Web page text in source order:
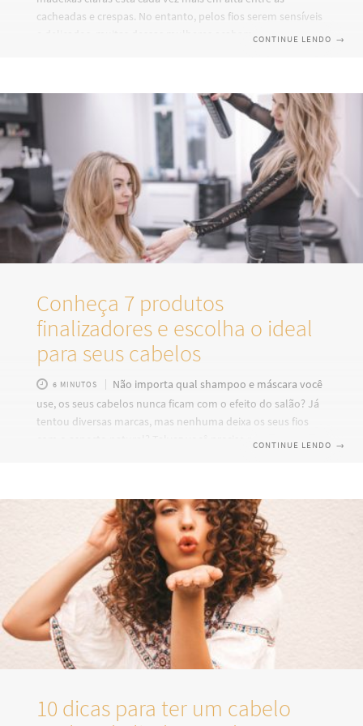
cacheadas e crespas. No entanto, pelos fios serem sensíveis
e delicados, muitas dessas mulheres acabam danificando,
coloridos. Saúde do fio É imprescindível que o cabelo esteja
com a saúde em dia antes de qualquer procedimento
químico (coloração, relaxamento, alisamento).
CONTINUE LENDO →
Conheça 7 produtos
finalizadores e escolha o ideal
para seus cabelos
6 MINUTOS
Não importa qual shampoo e máscara você
use, os seus cabelos nunca ficam com o efeito do salão? Já
tentou diversas marcas, mas nenhuma deixa os seus fios
com o aspecto natural? Talvez você precise recorrer
Continue a leitura e descubra como escolher o finalizador
ideal para o seu tipo de cabelo, quais são os benefícios de
CONTINUE LENDO →
10 dicas para ter um cabelo